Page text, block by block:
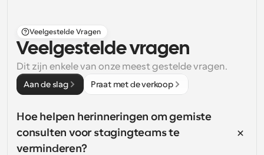
Veelgestelde Vragen
Veelgestelde vragen
Dit zijn enkele van onze meest gestelde vragen.
Aan de slag Praat met de verkoop
Hoe helpen herinneringen om gemiste
consulten voor stagingteams te
verminderen?